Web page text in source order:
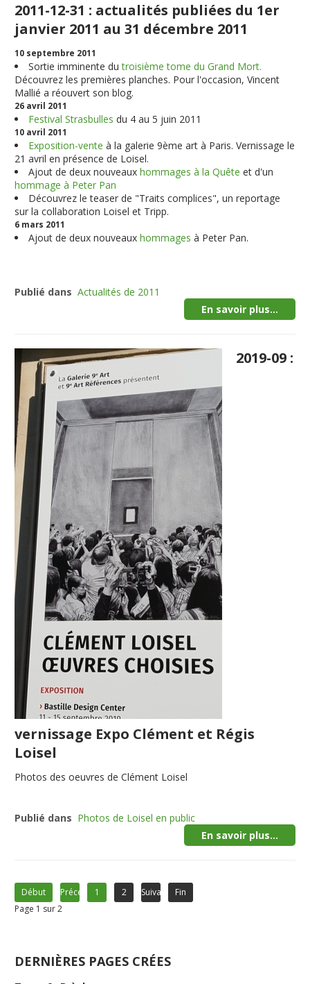
2011-12-31 : actualités publiées du 1er
janvier 2011 au 31 décembre 2011
10 septembre 2011
Sortie imminente du troisième tome du Grand Mort.
Découvrez les premières planches. Pour l'occasion, Vincent
Mallié a réouvert son blog.
26 avril 2011
Festival Strasbullesdu 4 au 5 juin 2011
10 avril 2011
Exposition-vente à la galerie 9ème art à Paris. Vernissage le
21 avril en présence de Loisel.
Ajout de deux nouveauxhommages à la Quête et d'un
hommage à Peter Pan
Découvrez le teaser de "Traits complices", un reportage
sur la collaboration Loisel et Tripp.
6 mars 2011
Ajout de deux nouveauxhommages à Peter Pan.
Publié dans Actualités de 2011
En savoir plus...
2019-09 :
vernissage Expo Clément et Régis
Loisel
Photos des oeuvres de Clément Loisel
Publié dans Photos de Loisel en public
En savoir plus...
Début Précédent1 2 Suivant
Fin
Page 1 sur 2
DERNIÈRES PAGES CRÉES